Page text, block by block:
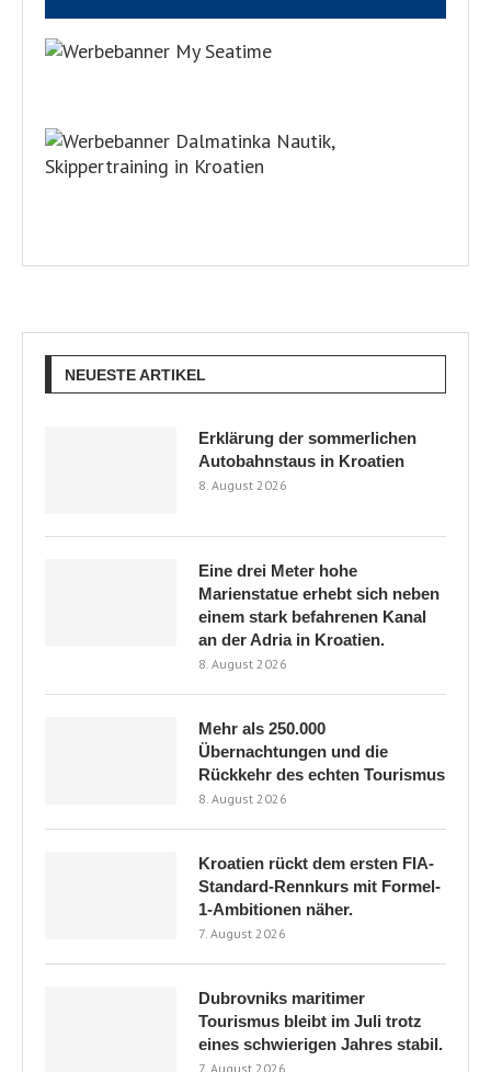
NEUESTE ARTIKEL
Erklärung der sommerlichen
Autobahnstaus in Kroatien
8. August 2026
Eine drei Meter hohe
Marienstatue erhebt sich neben
einem stark befahrenen Kanal
an der Adria in Kroatien.
8. August 2026
Mehr als 250.000
Übernachtungen und die
Rückkehr des echten Tourismus
8. August 2026
Kroatien rückt dem ersten FIA-
Standard-Rennkurs mit Formel-
1-Ambitionen näher.
7. August 2026
Dubrovniks maritimer
Tourismus bleibt im Juli trotz
eines schwierigen Jahres stabil.
7. August 2026